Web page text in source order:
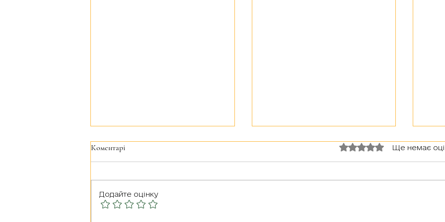
Герої серед нас: Сфінкс
Цікаве інтерв’ю з добровольцем з
"Хто
Коментарі Оцінка: 0 з 5 зірок.Ще немає
Додайте оцінку